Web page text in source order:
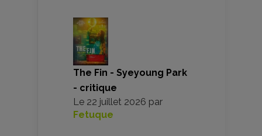
The Fin - Syeyoung Park
- critique
Le 22 juillet 2026 par
Fetuque